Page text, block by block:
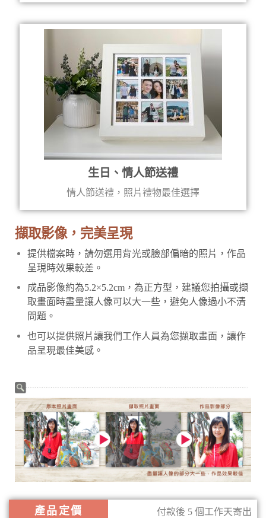
生日、情人節送禮
情人節送禮，照片禮物最佳選擇
擷取影像，完美呈現
提供檔案時，請勿選用背光或臉部偏暗的照片，作品
呈現時效果較差。
成品影像約為5.2×5.2cm，為正方型，建議您拍攝或擷
取畫面時盡量讓人像可以大一些，避免人像過小不清
問題。
也可以提供照片讓我們工作人員為您擷取畫面，讓作
品呈現最佳美感。
產品定價
付款後 5 個工作天寄出